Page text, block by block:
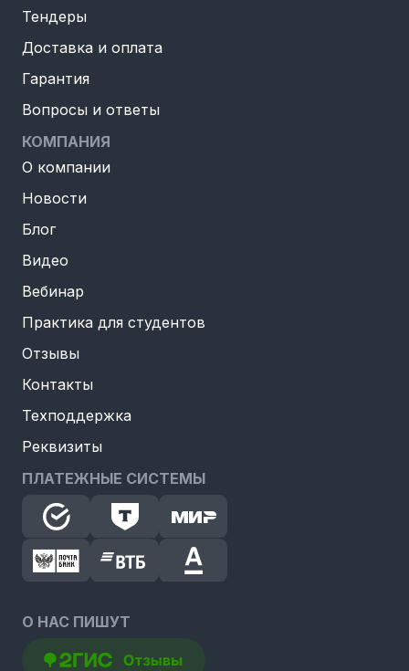
Тендеры
Доставка и оплата
Гарантия
Вопросы и ответы
КОМПАНИЯ
О компании
Новости
Блог
Видео
Вебинар
Практика для студентов
Отзывы
Контакты
Техподдержка
Реквизиты
ПЛАТЕЖНЫЕ СИСТЕМЫ
О НАС ПИШУТ